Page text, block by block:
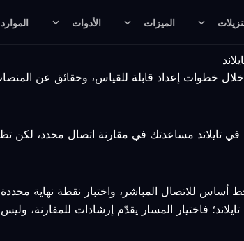
الميزات الأدوات الموارد
للاتصال المباشر، واختبار نقطة نهاية
فاختيار المسار يقدّم إرشادات للمقارنة،